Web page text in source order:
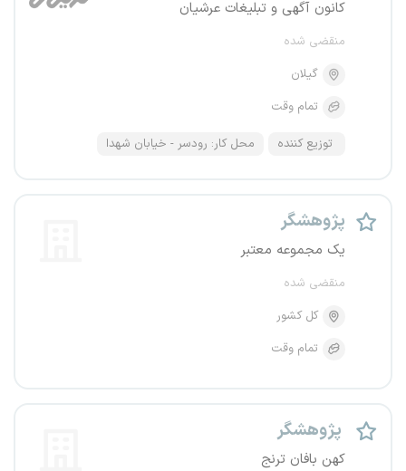
کانون آگهی و تبلیغات عرشیان
منقضی شده
گیلان
تمام وقت
توزیع کننده محل کار: رودسر - خیابان شهدا
پژوهشگر
یک مجموعه معتبر
منقضی شده
کل کشور
تمام وقت
پژوهشگر
کهن بافان ترنج